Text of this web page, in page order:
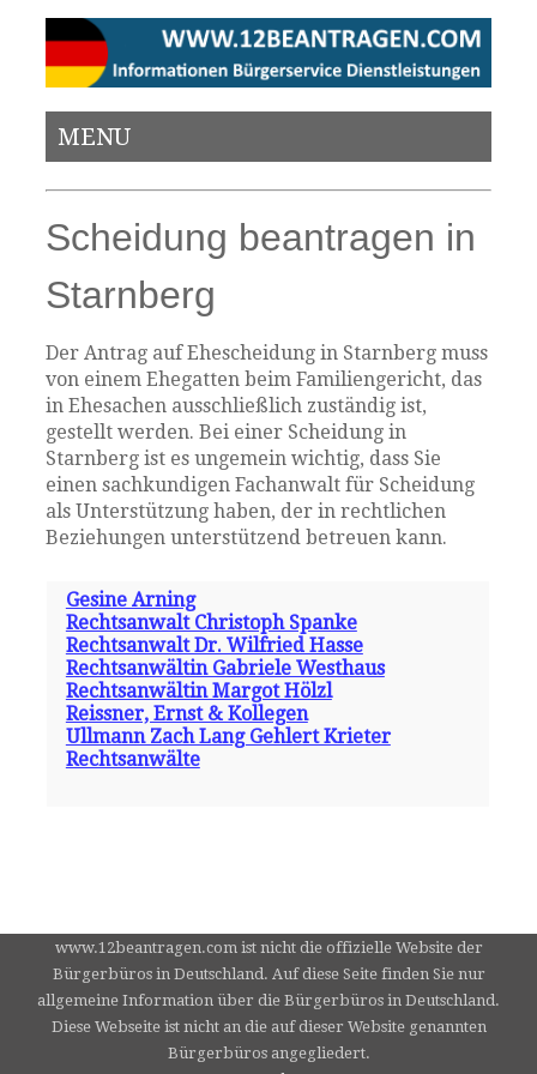
MENU
Scheidung beantragen in
Starnberg
Der Antrag auf Ehescheidung in Starnberg muss
von einem Ehegatten beim Familiengericht, das
in Ehesachen ausschließlich zuständig ist,
gestellt werden. Bei einer Scheidung in
Starnberg ist es ungemein wichtig, dass Sie
einen sachkundigen Fachanwalt für Scheidung
als Unterstützung haben, der in rechtlichen
Beziehungen unterstützend betreuen kann.
Gesine Arning
Rechtsanwalt Christoph Spanke
Rechtsanwalt Dr. Wilfried Hasse
Rechtsanwältin Gabriele Westhaus
Rechtsanwältin Margot Hölzl
Reissner, Ernst & Kollegen
Ullmann Zach Lang Gehlert Krieter
Rechtsanwälte
www.12beantragen.com ist nicht die offizielle Website der
Bürgerbüros in Deutschland. Auf diese Seite finden Sie nur
allgemeine Information über die Bürgerbüros in Deutschland.
Diese Webseite ist nicht an die auf dieser Website genannten
Bürgerbüros angegliedert.